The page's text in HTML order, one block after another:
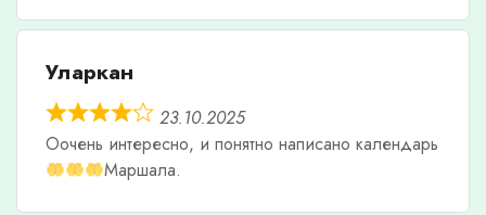
Уларкан
23.10.2025
Оочень интересно, и понятно написано календарь
Маршала.